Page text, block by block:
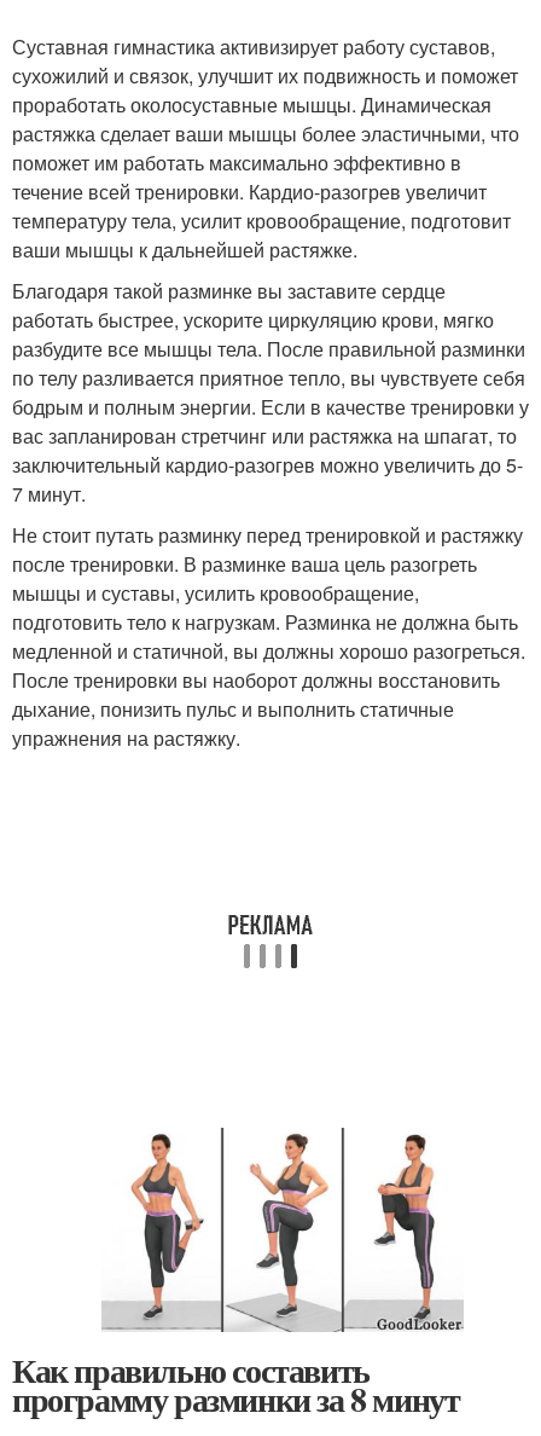
Суставная гимнастика активизирует работу суставов,
сухожилий и связок, улучшит их подвижность и поможет
проработать околосуставные мышцы. Динамическая
растяжка сделает ваши мышцы более эластичными, что
поможет им работать максимально эффективно в
течение всей тренировки. Кардио-разогрев увеличит
температуру тела, усилит кровообращение, подготовит
ваши мышцы к дальнейшей растяжке.
Благодаря такой разминке вы заставите сердце
работать быстрее, ускорите циркуляцию крови, мягко
разбудите все мышцы тела. После правильной разминки
по телу разливается приятное тепло, вы чувствуете себя
бодрым и полным энергии. Если в качестве тренировки у
вас запланирован стретчинг или растяжка на шпагат, то
заключительный кардио-разогрев можно увеличить до 5-
7 минут.
Не стоит путать разминку перед тренировкой и растяжку
после тренировки. В разминке ваша цель разогреть
мышцы и суставы, усилить кровообращение,
подготовить тело к нагрузкам. Разминка не должна быть
медленной и статичной, вы должны хорошо разогреться.
После тренировки вы наоборот должны восстановить
дыхание, понизить пульс и выполнить статичные
упражнения на растяжку.
Как правильно составить
программу разминки за 8 минут